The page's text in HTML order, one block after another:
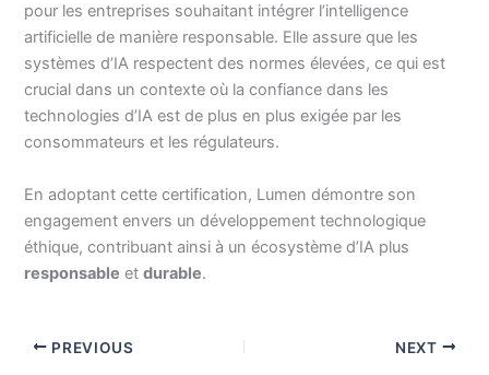
pour les entreprises souhaitant intégrer l’intelligence
artificielle de manière responsable. Elle assure que les
systèmes d’IA respectent des normes élevées, ce qui est
crucial dans un contexte où la confiance dans les
technologies d’IA est de plus en plus exigée par les
consommateurs et les régulateurs.
En adoptant cette certification, Lumen démontre son
engagement envers un développement technologique
éthique, contribuant ainsi à un écosystème d’IA plus
responsable etdurable.
PREVIOUS NEXT